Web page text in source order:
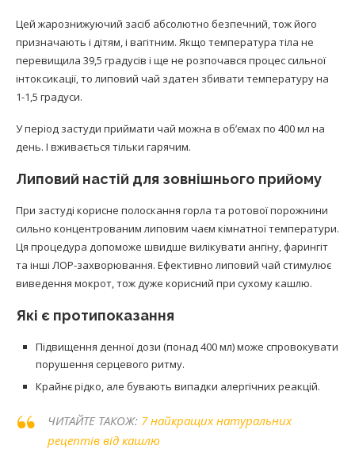
Цей жарознижуючий засіб абсолютно безпечний, тож його
призначають і дітям, і вагітним. Якщо температура тіла не
перевищила 39,5 градусів і ще не розпочався процес сильної
інтоксикації, то липовий чай здатен збивати температуру на
1-1,5 градуси.
У період застуди приймати чай можна в об’ємах по 400 мл на
день. І вживається тільки гарячим.
Липовий настій для зовнішнього прийому
При застуді корисне полоскання горла та ротової порожнини
сильно концентрованим липовим чаєм кімнатної температури.
Ця процедура допоможе швидше вилікувати ангіну, фарингіт
та інші ЛОР-захворювання. Ефективно липовий чай стимулює
виведення мокрот, тож дуже корисний при сухому кашлю.
Які є протипоказання
Підвищення денної дози (понад 400 мл) може спровокувати
порушення серцевого ритму.
Крайнє рідко, але бувають випадки алергічних реакцій.
ЧИТАЙТЕ ТАКОЖ: 7 найкращих натуральних
рецептів від кашлю